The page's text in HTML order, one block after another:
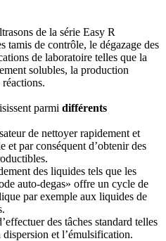
de la série Easy R
tamis de contrôle, le dégazage des
de laboratoire telles que la
solubles, la production
réactions.
parmi différents
de nettoyer rapidement et
et par conséquent d’obtenir des
des liquides tels que les
auto-degas» offre un cycle de
par exemple aux liquides de
des tâches standard telles
et l’émulsification.